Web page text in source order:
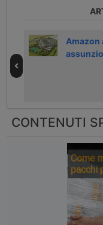
Amazon
CONTENUTI
Come
pacchi